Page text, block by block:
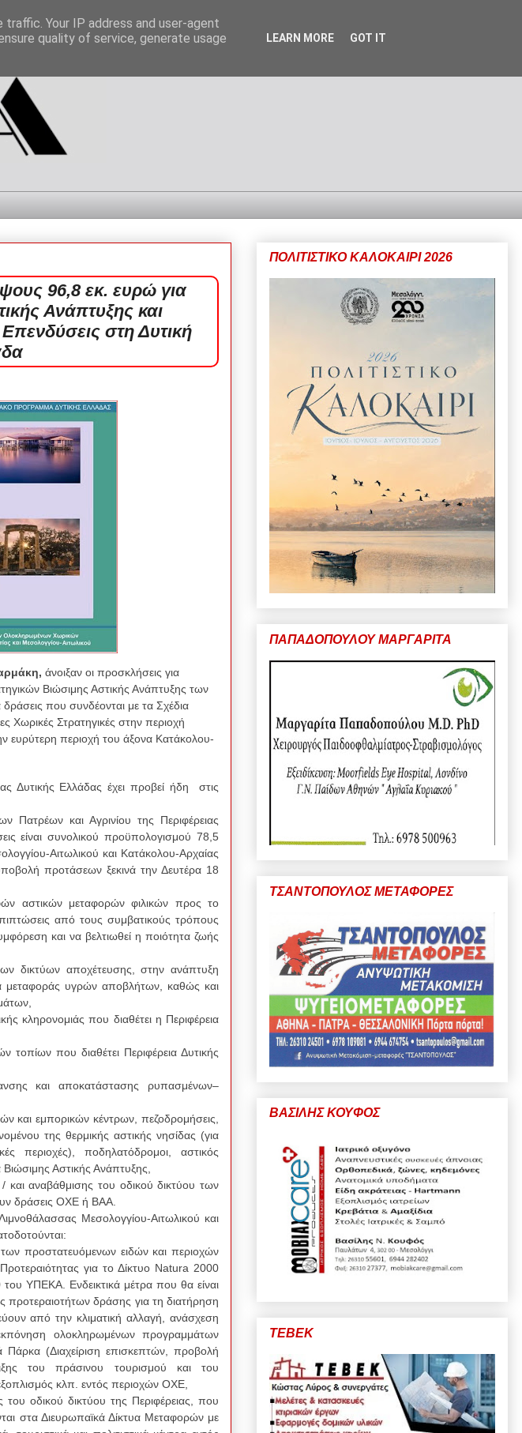
96,8 εκ. ευρώ για
Ανάπτυξης και
στη Δυτική
άνοιξαν οι προσκλήσεις για
Βιώσιμης Αστικής Ανάπτυξης των
δράσεις που συνδέονται με τα Σχέδια
Στρατηγικές στην περιοχή
ευρύτερη περιοχή του άξονα Κατάκολου-
Δυτικής Ελλάδας έχει προβεί ήδη
στις
Πατρέων και Αγρινίου της Περιφέρειας
είναι συνολικού προϋπολογισμού 78,5
Αιτωλικού και Κατάκολου-Αρχαίας
προτάσεων ξεκινά την Δευτέρα 18
αστικών μεταφορών φιλικών προς το
από τους συμβατικούς τρόπους
και να βελτιωθεί η ποιότητα ζωής
δικτύων αποχέτευσης, στην ανάπτυξη
μεταφοράς υγρών αποβλήτων, καθώς και
κληρονομιάς που διαθέτει η Περιφέρεια
τοπίων που διαθέτει Περιφέρεια Δυτικής
και αποκατάστασης ρυπασμένων–
και εμπορικών κέντρων, πεζοδρομήσεις,
της θερμικής αστικής νησίδας (για
περιοχές), ποδηλατόδρομοι, αστικός
Αστικής Ανάπτυξης,
αναβάθμισης του οδικού δικτύου των
δράσεις ΟΧΕ ή ΒΑΑ.
Μεσολογγίου-Αιτωλικού και
των προστατευόμενων ειδών και περιοχών
για το Δίκτυο Natura 2000
ΥΠΕΚΑ. Ενδεικτικά μέτρα που θα είναι
προτεραιοτήτων δράσης για τη διατήρηση
από την κλιματική αλλαγή, ανάσχεση
ολοκληρωμένων προγραμμάτων
Πάρκα (Διαχείριση επισκεπτών, προβολή
του πράσινου τουρισμού και του
κλπ. εντός περιοχών ΟΧΕ,
οδικού δικτύου της Περιφέρειας, που
στα Διευρωπαϊκά Δίκτυα Μεταφορών με
ΠΟΛΙΤΙΣΤΙΚΟ ΚΑΛΟΚΑΙΡΙ 2026
ΠΑΠΑΔΟΠΟΥΛΟΥ ΜΑΡΓΑΡΙΤΑ
ΤΣΑΝΤΟΠΟΥΛΟΣ ΜΕΤΑΦΟΡΕΣ
ΒΑΣΙΛΗΣ ΚΟΥΦΟΣ
ΤΕΒΕΚ
Your IP address and user-agent
quality of service, generate usage
LEARN MORE GOT IT